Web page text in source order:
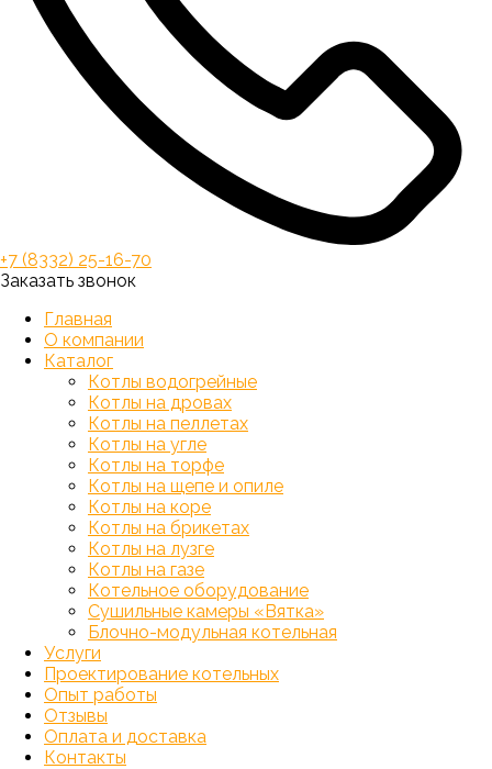
+7 (8332) 25-16-70
Заказать звонок
Главная
О компании
Каталог
Котлы водогрейные
Котлы на дровах
Котлы на пеллетах
Котлы на угле
Котлы на торфе
Котлы на щепе и опиле
Котлы на коре
Котлы на брикетах
Котлы на лузге
Котлы на газе
Котельное оборудование
Сушильные камеры «Вятка»
Блочно-модульная котельная
Услуги
Проектирование котельных
Опыт работы
Отзывы
Оплата и доставка
Контакты